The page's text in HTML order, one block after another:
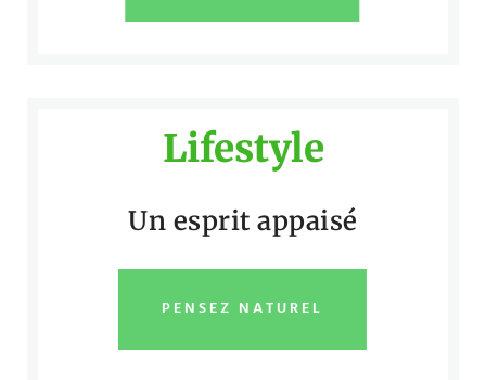
Lifestyle
Un esprit appaisé
PENSEZ NATUREL